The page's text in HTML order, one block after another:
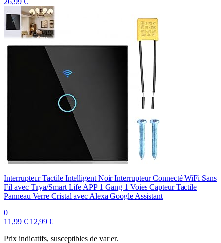
Interrupteur Tactile Intelligent Noir Interrupteur Connecté WiFi Sans
Fil avec Tuya/Smart Life APP 1 Gang 1 Voies Capteur Tactile
Panneau Verre Cristal avec Alexa Google Assistant
0
11,99 € 12,99 €
Prix indicatifs, susceptibles de varier.